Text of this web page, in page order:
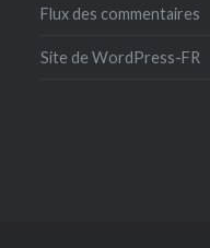
Flux des commentaires
Site de WordPress-FR